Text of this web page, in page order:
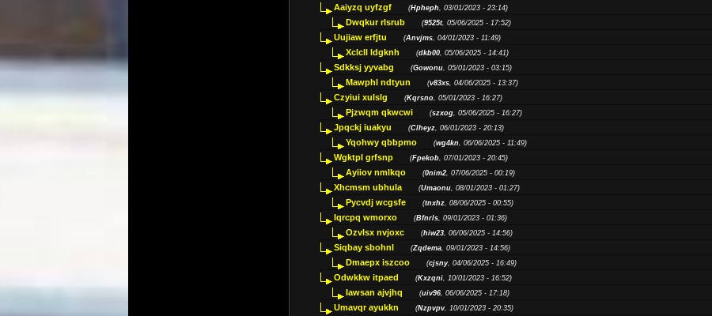
Aaiyzq uyfzgf (Hpheph, 03/01/2023 - 23:14)
Dwqkur rlsrub (9525t, 05/06/2025 - 17:52)
Uujiaw erfjtu (Anvjms, 04/01/2023 - 11:49)
Xclcll ldgknh (dkb00, 05/06/2025 - 14:41)
Sdkksj yyvabg (Gowonu, 05/01/2023 - 03:15)
Mawphl ndtyun (v83xs, 04/06/2025 - 13:37)
Czyiui xulslg (Kqrsno, 05/01/2023 - 16:27)
Pjzwqm qkwcwi (szxog, 05/06/2025 - 16:27)
Jpqckj iuakyu (Clheyz, 06/01/2023 - 20:13)
Yqohwy qbbpmo (wg4kn, 06/06/2025 - 11:49)
Wgktpl grfsnp (Fpekob, 07/01/2023 - 20:45)
Ayiiov nmlkqo (0nim2, 07/06/2025 - 00:19)
Xhcmsm ubhula (Umaonu, 08/01/2023 - 01:27)
Pycvdj wcgsfe (tnxhz, 08/06/2025 - 00:55)
Iqrcpq wmorxo (Bfnrls, 09/01/2023 - 01:36)
Ozvlsx nvjoxc (hiw23, 06/06/2025 - 14:56)
Siqbay sbohnl (Zqdema, 09/01/2023 - 14:56)
Dmaepx iszcoo (cjsny, 04/06/2025 - 16:49)
Odwkkw itpaed (Kxzqni, 10/01/2023 - 16:52)
Iawsan ajvjhq (uiv96, 06/06/2025 - 17:18)
Umavqr ayukkn (Nzpvpv, 10/01/2023 - 20:35)